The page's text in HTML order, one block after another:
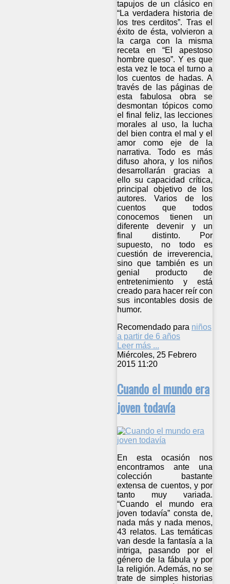
tapujos de un clásico en
“La verdadera historia de
los tres cerditos”. Tras el
éxito de ésta, volvieron a
la carga con la misma
receta en “El apestoso
hombre queso”. Y es que
esta vez le toca el turno a
los cuentos de hadas. A
través de las páginas de
esta fabulosa obra se
desmontan tópicos como
el final feliz, las lecciones
morales al uso, la lucha
del bien contra el mal y el
amor como eje de la
narrativa. Todo es más
difuso ahora, y los niños
desarrollarán gracias a
ello su capacidad crítica,
principal objetivo de los
autores. Varios de los
cuentos que todos
conocemos tienen un
diferente devenir y un
final distinto. Por
supuesto, no todo es
cuestión de irreverencia,
sino que también es un
genial producto de
entretenimiento y está
creado para hacer reír con
sus incontables dosis de
humor.
Recomendado para niños
a partir de 6 años
Leer más ...
Miércoles, 25 Febrero
2015 11:20
Cuando el mundo era
joven todavía
En esta ocasión nos
encontramos ante una
colección bastante
extensa de cuentos, y por
tanto muy variada.
“Cuando el mundo era
joven todavía” consta de,
nada más y nada menos,
43 relatos. Las temáticas
van desde la fantasía a la
intriga, pasando por el
género de la fábula y por
la religión. Además, no se
trate de simples historias